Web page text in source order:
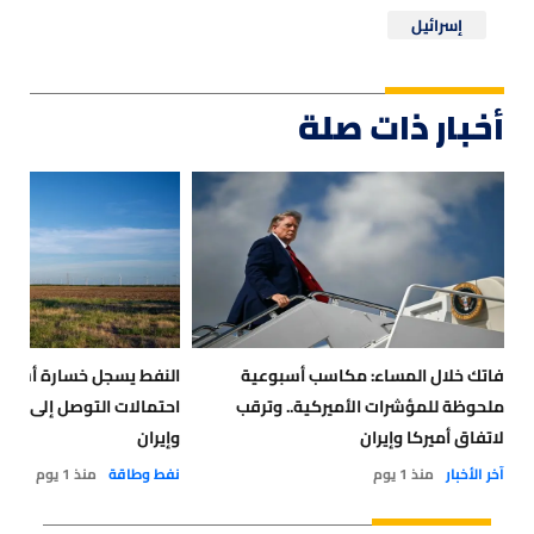
إسرائيل
أخبار ذات صلة
فاتك خلال المساء: مكاسب أسبوعية
ملحوظة للمؤشرات الأميركية.. وترقب
لاتفاق أميركا وإيران
آخر الأخبار منذ 1 يوم
النفط يسجل خسارة
احتمالات التوصل إلى حل
وإيران
نفط وطاقة منذ 1 يوم